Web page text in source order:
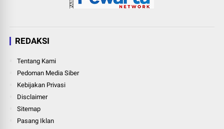
REDAKSI
Tentang Kami
Pedoman Media Siber
Kebijakan Privasi
Disclaimer
Sitemap
Pasang Iklan